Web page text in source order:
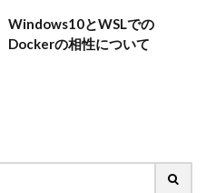
Windows10とWSLでの
Dockerの相性について